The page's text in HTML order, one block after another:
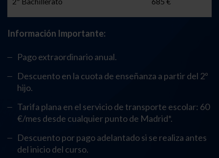
Información Importante:
Pago extraordinario anual.
Descuento en la cuota de enseñanza a partir del 2º
hijo.
Tarifa plana en el servicio de transporte escolar: 60
€/mes desde cualquier punto de Madrid*.
Descuento por pago adelantado si se realiza antes
del inicio del curso.